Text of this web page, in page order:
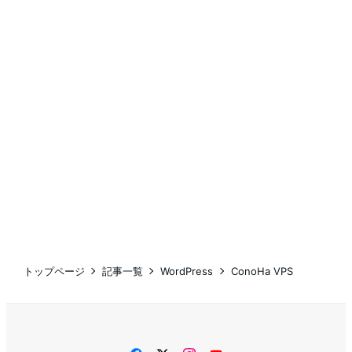
トップページ 記事一覧 WordPress ConoHa VPS